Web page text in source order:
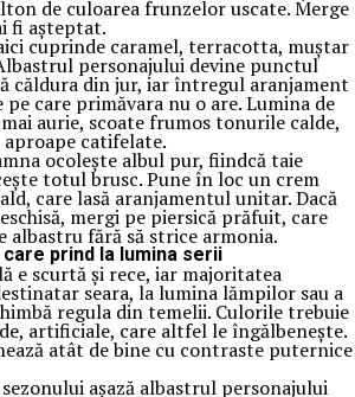
de culoarea frunzelor uscate. Merge
fi așteptat.
cuprinde caramel, terracotta, muștar
personajului devine punctul
căldura din jur, iar întregul aranjament
care primăvara nu o are. Lumina de
aurie, scoate frumos tonurile calde,
catifelate.
ocolește albul pur, fiindcă taie
totul brusc. Pune în loc un crem
care lasă aranjamentul unitar. Dacă
mergi pe piersică prăfuit, care
albastru fără să strice armonia.
prind la lumina serii
e scurtă și rece, iar majoritatea
seara, la lumina lămpilor sau a
regula din temelii. Culorile trebuie
artificiale, care altfel le îngălbenește.
atât de bine cu contraste puternice
așază albastrul personajului